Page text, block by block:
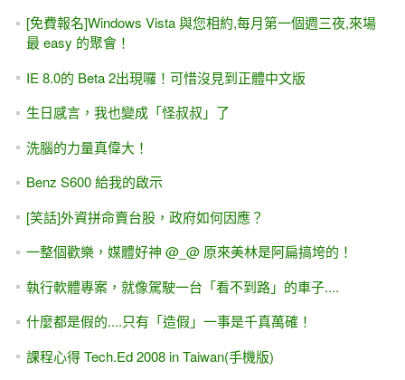
[免費報名]Windows Vista 與您相約,每月第一個週三夜,來場
最 easy 的聚會！
IE 8.0的 Beta 2出現囉！可惜沒見到正體中文版
生日感言，我也變成「怪叔叔」了
洗腦的力量真偉大！
Benz S600 給我的啟示
[笑話]外資拼命賣台股，政府如何因應？
一整個歡樂，媒體好神 @_@ 原來美林是阿扁搞垮的！
執行軟體專案，就像駕駛一台「看不到路」的車子....
什麼都是假的....只有「造假」一事是千真萬確！
課程心得 Tech.Ed 2008 in Taiwan(手機版)